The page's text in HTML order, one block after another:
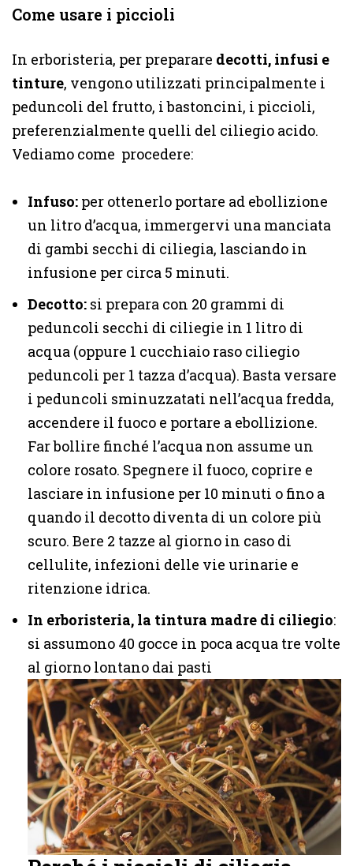
Come usare i piccioli
In erboristeria, per preparare decotti, infusi e
tinture, vengono utilizzati principalmente i
peduncoli del frutto, i bastoncini, i piccioli,
preferenzialmente quelli del ciliegio acido.
Vediamo come procedere:
Infuso: per ottenerlo portare ad ebollizione
un litro d’acqua, immergervi una manciata
di gambi secchi di ciliegia, lasciando in
infusione per circa 5 minuti.
Decotto: si prepara con 20 grammi di
peduncoli secchi di ciliegie in 1 litro di
acqua (oppure 1 cucchiaio raso ciliegio
peduncoli per 1 tazza d’acqua). Basta versare
i peduncoli sminuzzatati nell’acqua fredda,
accendere il fuoco e portare a ebollizione.
Far bollire finché l’acqua non assume un
colore rosato. Spegnere il fuoco, coprire e
lasciare in infusione per 10 minuti o fino a
quando il decotto diventa di un colore più
scuro. Bere 2 tazze al giorno in caso di
cellulite, infezioni delle vie urinarie e
ritenzione idrica.
In erboristeria, la tintura madre di ciliegio:
si assumono 40 gocce in poca acqua tre volte
al giorno lontano dai pasti